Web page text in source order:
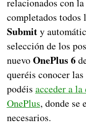
relacionados con
completados todos
Submity
selección de los
nuevoOnePlus 6
queréis conocer
podéis acceder a
OnePlus, donde se
necesarios.